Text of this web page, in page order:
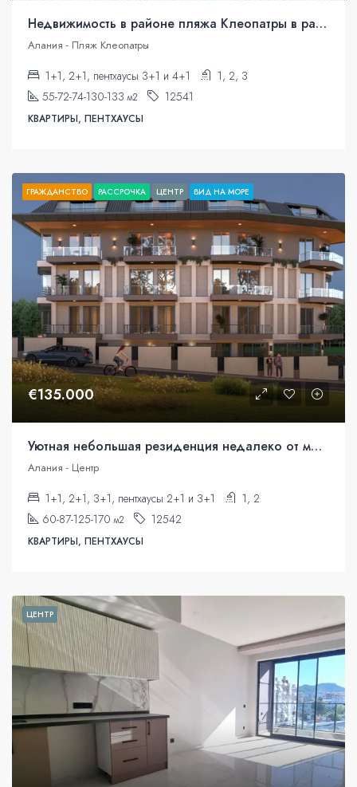
Недвижимость в районе пляжа Клеопатры в рассрочку
Алания - Пляж Клеопатры
1+1, 2+1, пентхаусы 3+1 и 4+1
1, 2, 3
55-72-74-130-133 м2 12541
КВАРТИРЫ, ПЕНТХАУСЫ
ГРАЖДАНСТВО РАССРОЧКА ЦЕНТР ВИД НА МОРЕ
€135.000
Уютная небольшая резиденция недалеко от моря. Квартиры в рассрочку.
Алания - Центр
1+1, 2+1, 3+1, пентхаусы 2+1 и 3+1
1, 2
60-87-125-170 м2 12542
КВАРТИРЫ, ПЕНТХАУСЫ
ЦЕНТР